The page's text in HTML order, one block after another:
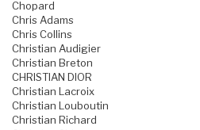
Chopard
Chris Adams
Chris Collins
Christian Audigier
Christian Breton
CHRISTIAN DIOR
Christian Lacroix
Christian Louboutin
Christian Richard